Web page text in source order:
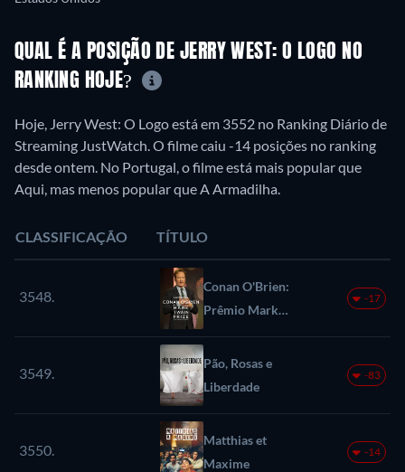
QUAL É A POSIÇÃO DE JERRY WEST: O LOGO NO
RANKING HOJE?
Hoje, Jerry West: O Logo está em 3552 no Ranking Diário de
Streaming JustWatch. O filme caiu -14 posições no ranking
desde ontem. No Portugal, o filme está mais popular que
Aqui, mas menos popular que A Armadilha.
CLASSIFICAÇÃO TÍTULO
3548.
Conan O'Brien:
Prêmio Mark
Twain de Humor
Americano
-17
3549.
Pão, Rosas e
Liberdade
-83
3550.
Matthias et
Maxime
-14